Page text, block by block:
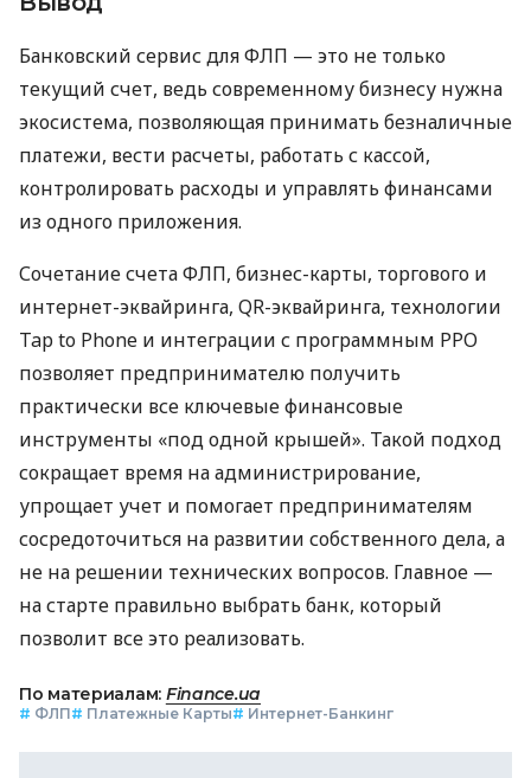
Банковский сервис для ФЛП — это не только
текущий счет, ведь современному бизнесу нужна
экосистема, позволяющая принимать безналичные
платежи, вести расчеты, работать с кассой,
контролировать расходы и управлять финансами
из одного приложения.
Сочетание счета ФЛП, бизнес-карты, торгового и
интернет-эквайринга, QR-эквайринга, технологии
Tap to Phone и интеграции с программным РРО
позволяет предпринимателю получить
практически все ключевые финансовые
инструменты «под одной крышей». Такой подход
сокращает время на администрирование,
упрощает учет и помогает предпринимателям
сосредоточиться на развитии собственного дела, а
не на решении технических вопросов. Главное —
на старте правильно выбрать банк, который
позволит все это реализовать.
По материалам: Finance.ua
# ФЛП# Платежные Карты# Интернет-Банкинг